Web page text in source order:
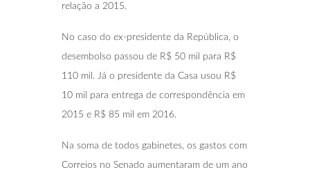
relação a 2015.
No caso do ex-presidente da República, o
desembolso passou de R$ 50 mil para R$
110 mil. Já o presidente da Casa usou R$
10 mil para entrega de correspondência em
2015 e R$ 85 mil em 2016.
Na soma de todos gabinetes, os gastos com
Correios no Senado aumentaram de um ano